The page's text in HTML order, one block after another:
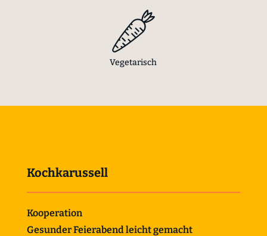
Vegetarisch
Kochkarussell
Kooperation
Gesunder Feierabend leicht gemacht